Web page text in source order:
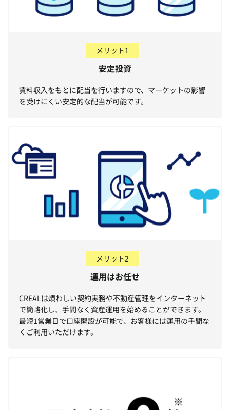
メリット1
安定投資
賃料収入をもとに配当を行いますので、マーケットの影響
を受けにくい安定的な配当が可能です。
メリット2
運用はお任せ
CREALは煩わしい契約実務や不動産管理をインターネット
で簡略化し、手間なく資産運用を始めることができます。
最短1営業日で口座開設が可能で、お客様には運用の手間な
くご利用いただけます。